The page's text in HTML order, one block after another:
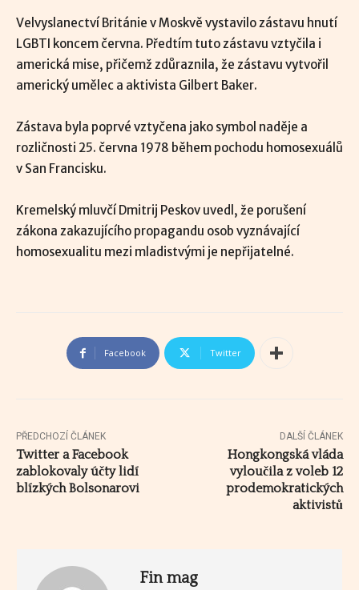
Velvyslanectví Británie v Moskvě vystavilo zástavu hnutí
LGBTI koncem června. Předtím tuto zástavu vztyčila i
americká mise, přičemž zdůraznila, že zástavu vytvořil
americký umělec a aktivista Gilbert Baker.
Zástava byla poprvé vztyčena jako symbol naděje a
rozličnosti 25. června 1978 během pochodu homosexuálů
v San Francisku.
Kremelský mluvčí Dmitrij Peskov uvedl, že porušení
zákona zakazujícího propagandu osob vyznávající
homosexualitu mezi mladistvými je nepřijatelné.
Facebook Twitter
PŘEDCHOZÍ ČLÁNEK
Twitter a Facebook
zablokovaly účty lidí
blízkých Bolsonarovi
DALŠÍ ČLÁNEK
Hongkongská vláda
vyloučila z voleb 12
prodemokratických
aktivistů
Fin mag